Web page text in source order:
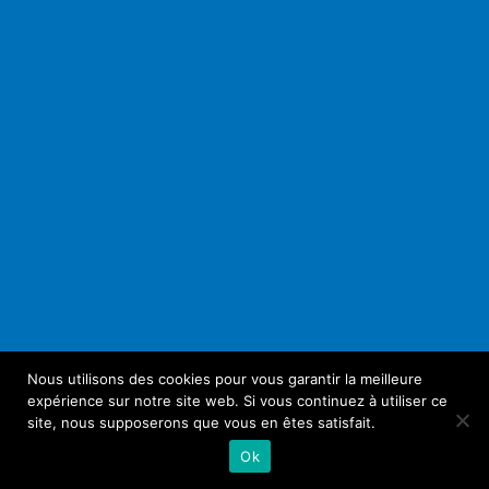
Nous utilisons des cookies pour vous garantir la meilleure
expérience sur notre site web. Si vous continuez à utiliser ce
site, nous supposerons que vous en êtes satisfait.
Ok